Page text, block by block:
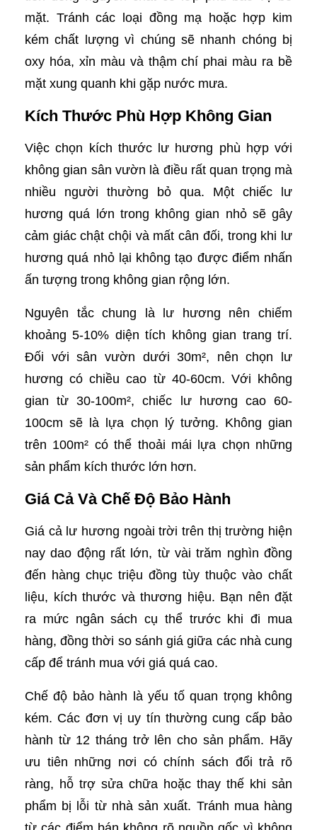
mặt. Tránh các loại đồng mạ hoặc hợp kim
kém chất lượng vì chúng sẽ nhanh chóng bị
oxy hóa, xỉn màu và thậm chí phai màu ra bề
mặt xung quanh khi gặp nước mưa.
Kích Thước Phù Hợp Không Gian
Việc chọn kích thước lư hương phù hợp với
không gian sân vườn là điều rất quan trọng mà
nhiều người thường bỏ qua. Một chiếc lư
hương quá lớn trong không gian nhỏ sẽ gây
cảm giác chật chội và mất cân đối, trong khi lư
hương quá nhỏ lại không tạo được điểm nhấn
ấn tượng trong không gian rộng lớn.
Nguyên tắc chung là lư hương nên chiếm
khoảng 5-10% diện tích không gian trang trí.
Đối với sân vườn dưới 30m², nên chọn lư
hương có chiều cao từ 40-60cm. Với không
gian từ 30-100m², chiếc lư hương cao 60-
100cm sẽ là lựa chọn lý tưởng. Không gian
trên 100m² có thể thoải mái lựa chọn những
sản phẩm kích thước lớn hơn.
Giá Cả Và Chế Độ Bảo Hành
Giá cả lư hương ngoài trời trên thị trường hiện
nay dao động rất lớn, từ vài trăm nghìn đồng
đến hàng chục triệu đồng tùy thuộc vào chất
liệu, kích thước và thương hiệu. Bạn nên đặt
ra mức ngân sách cụ thể trước khi đi mua
hàng, đồng thời so sánh giá giữa các nhà cung
cấp để tránh mua với giá quá cao.
Chế độ bảo hành là yếu tố quan trọng không
kém. Các đơn vị uy tín thường cung cấp bảo
hành từ 12 tháng trở lên cho sản phẩm. Hãy
ưu tiên những nơi có chính sách đổi trả rõ
ràng, hỗ trợ sửa chữa hoặc thay thế khi sản
phẩm bị lỗi từ nhà sản xuất. Tránh mua hàng